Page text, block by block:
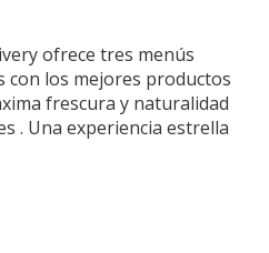
ofrece tres menús
con los mejores productos
frescura y naturalidad
. Una experiencia estrella